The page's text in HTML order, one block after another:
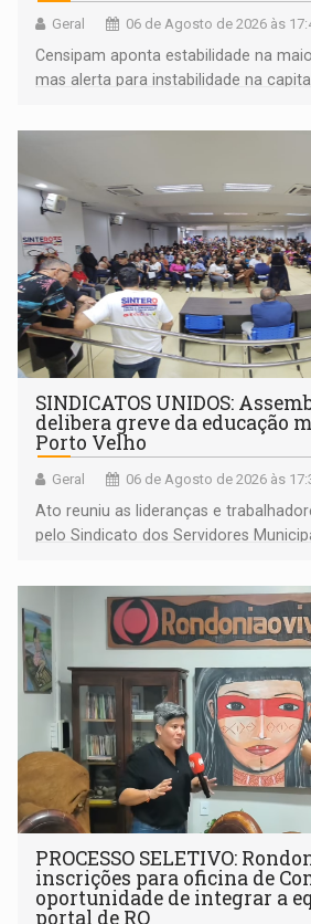
Geral 06 de Agosto de 2026 às
Censipam aponta estabilidade na
mas alerta para instabilidade na
SINDICATOS UNIDOS:
delibera greve da educação
Porto Velho
Geral 06 de Agosto de 2026 às
Ato reuniu as lideranças e
pelo Sindicato dos Servidores
PROCESSO SELETIVO:
inscrições para oficina de
oportunidade de integrar a
portal de RO